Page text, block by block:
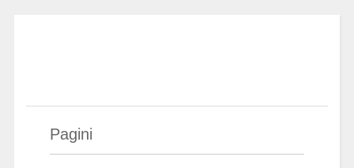
Pagini